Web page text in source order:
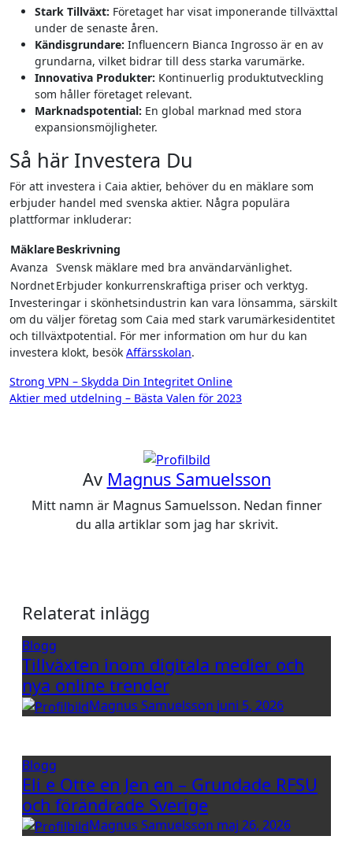
Stark Tillväxt: Företaget har visat imponerande tillväxttal
under de senaste åren.
Kändisgrundare: Influencern Bianca Ingrosso är en av
grundarna, vilket bidrar till dess starka varumärke.
Innovativa Produkter: Kontinuerlig produktutveckling
som håller företaget relevant.
Marknadspotential: En global marknad med stora
expansionsmöjligheter.
Så här Investera Du
För att investera i Caia aktier, behöver du en mäklare som
erbjuder handel med svenska aktier. Några populära
plattformar inkluderar:
MäklareBeskrivning
Avanza Svensk mäklare med bra användarvänlighet.
NordnetErbjuder konkurrenskraftiga priser och verktyg.
Investeringar i skönhetsindustrin kan vara lönsamma, särskilt
om du väljer företag som Caia med stark varumärkesidentitet
och tillväxtpotential. För mer information om hur du kan
investera klokt, besök Affärsskolan.
Inläggsnavigering
Strong VPN – Skydda Din Integritet Online
Aktier med utdelning – Bästa Valen för 2023
Av Magnus Samuelsson
Mitt namn är Magnus Samuelsson. Nedan finner
du alla artiklar som jag har skrivit.
Relaterat inlägg
Blogg
Tillväxten inom digitala medier och
nya online trender
Magnus Samuelsson juni 5, 2026
Blogg
Eli e Otte en Jen en – Grundade RFSU
och förändrade Sverige
Magnus Samuelsson maj 26, 2026